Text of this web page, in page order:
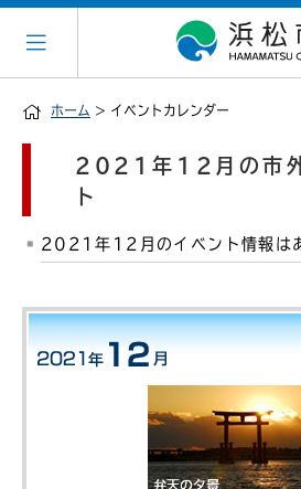
ホーム > イベントカレンダー
2021年12月の市外
ト
2021年12月のイベント情報は